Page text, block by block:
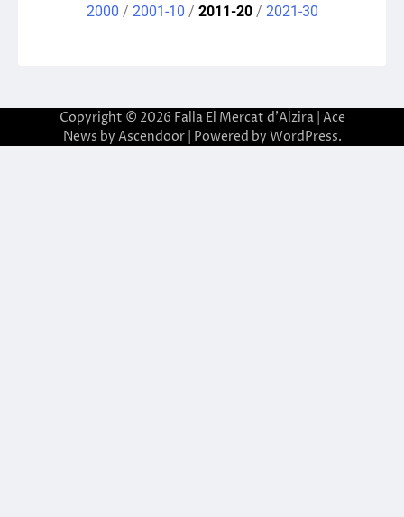
2000 / 2001-10 / 2011-20/ 2021-30
Copyright © 2026 Falla El Mercat d'Alzira| Ace
News by Ascendoor| Powered by WordPress.